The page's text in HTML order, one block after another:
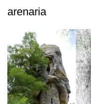
arenaria